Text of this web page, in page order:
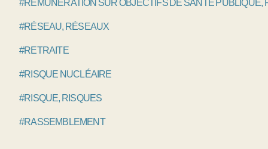
#RÉMUNÉRATION SUR OBJECTIFS DE SANTÉ PUBLIQUE,
#RÉSEAU, RÉSEAUX
#RETRAITE
#RISQUE NUCLÉAIRE
#RISQUE, RISQUES
#RASSEMBLEMENT